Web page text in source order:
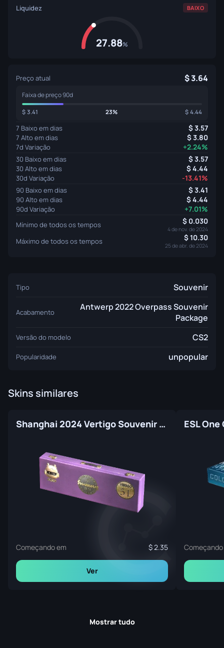
Liquidez BAIXO
27.88%
Preço atual 3.64
Faixa de preço 90d
3.41 23% 4.44
7 Baixo em dias 3.57
7 Alto em dias 3.80
7d Variação +2.24%
30 Baixo em dias 3.57
30 Alto em dias 4.44
30d Variação -13.41%
90 Baixo em dias 3.41
90 Alto em dias 4.44
90d Variação +7.01%
Mínimo de todos os tempos 0.030
4 de nov. de 2024
Máximo de todos os tempos 10.30
25 de abr. de 2024
Tipo Souvenir
Acabamento
Antwerp 2022 Overpass Souvenir
Package
Versão do modelo CS2
Popularidade unpopular
Skins similares
Shanghai 2024 Vertigo Souvenir Package
Começando em 2.35
Ver
Mostrar tudo